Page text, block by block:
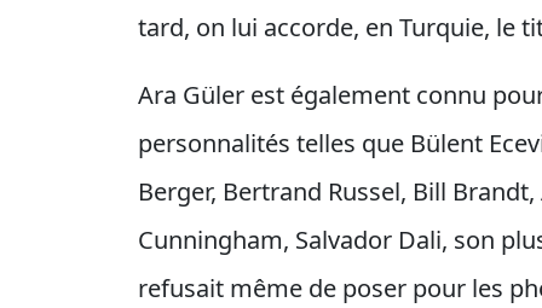
tard, on lui accorde, en Turquie, le
Ara Güler est également connu
personnalités telles que Bülent
Berger, Bertrand Russel, Bill
Cunningham, Salvador Dali, son
refusait même de poser pour les